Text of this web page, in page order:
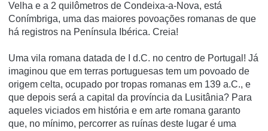
Velha e a 2 quilômetros de Condeixa-a-Nova, está
Conímbriga, uma das maiores povoações romanas de que
há registros na Península Ibérica. Creia!
Uma vila romana datada de I d.C. no centro de Portugal! Já
imaginou que em terras portuguesas tem um povoado de
origem celta, ocupado por tropas romanas em 139 a.C., e
que depois será a capital da província da Lusitânia? Para
aqueles viciados em história e em arte romana garanto
que, no mínimo, percorrer as ruínas deste lugar é uma